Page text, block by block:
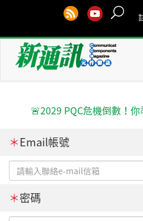
🚨2029 PQC危機倒數！
＊Email帳號
＊密碼